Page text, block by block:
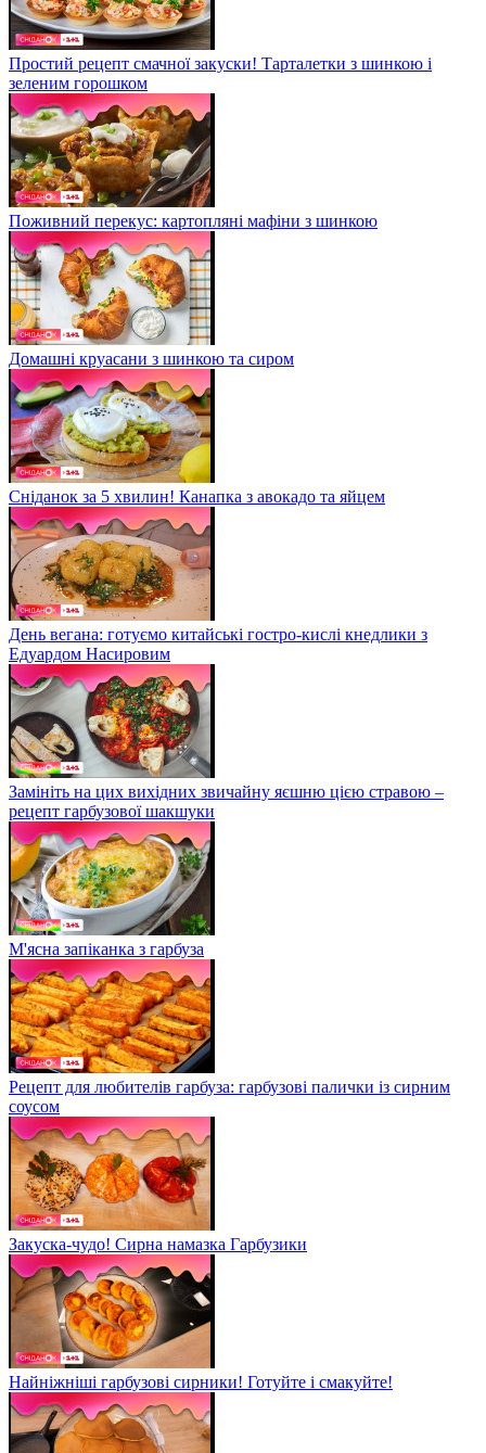
Простий рецепт смачної закуски! Тарталетки з шинкою і
зеленим горошком
Поживний перекус: картопляні мафіни з шинкою
Домашні круасани з шинкою та сиром
Сніданок за 5 хвилин! Канапка з авокадо та яйцем
День вегана: готуємо китайські гостро-кислі кнедлики з
Едуардом Насировим
Замініть на цих вихідних звичайну яєшню цією стравою –
рецепт гарбузової шакшуки
М'ясна запіканка з гарбуза
Рецепт для любителів гарбуза: гарбузові палички із сирним
соусом
Закуска-чудо! Сирна намазка Гарбузики
Найніжніші гарбузові сирники! Готуйте і смакуйте!